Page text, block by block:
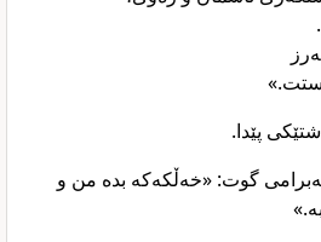
پێدا.
گوت: «خەڵکەکە بدە من و